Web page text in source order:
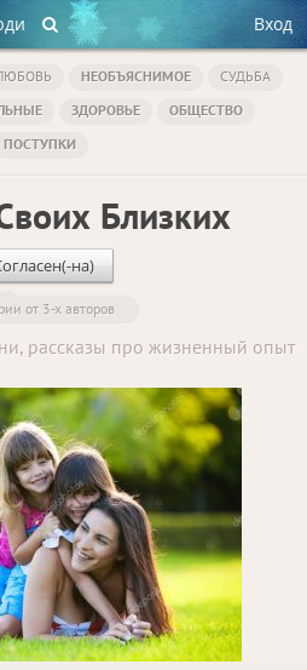
Вход
НЕОБЪЯСНИМОЕ
СУДЬБА
ЗДОРОВЬЕ
ОБЩЕСТВО
ПОСТУПКИ
Близких
на)
от 3-х авторов
рассказы про жизненный опыт